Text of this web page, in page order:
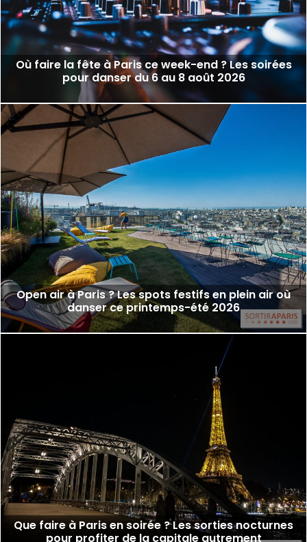
Où faire la fête à Paris ce week-end ? Les soirées
pour danser du 6 au 8 août 2026
Open air à Paris ? Les spots festifs en plein air où
danser ce printemps-été 2026
Que faire à Paris en soirée ? Les sorties nocturnes
pour profiter de la capitale autrement